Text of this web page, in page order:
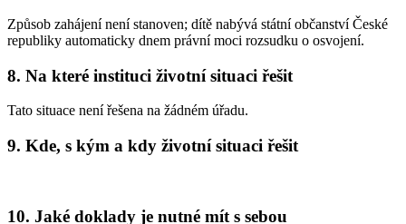
Způsob zahájení není stanoven; dítě nabývá státní občanství České
republiky automaticky dnem právní moci rozsudku o osvojení.
8. Na které instituci životní situaci řešit
Tato situace není řešena na žádném úřadu.
9. Kde, s kým a kdy životní situaci řešit
10. Jaké doklady je nutné mít s sebou